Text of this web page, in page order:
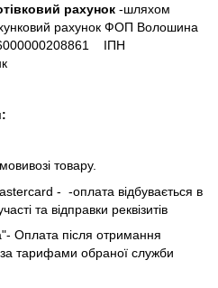
рахунок -шляхом
рахунок ФОП Волошина
ІПН
товару.
- -оплата відбувається в
та відправки реквізитів
Оплата після отримання
за тарифами обраної служби